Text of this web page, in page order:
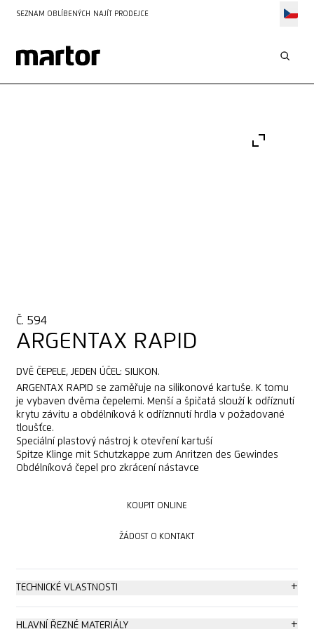
SEZNAM OBLÍBENÝCH NAJÍT PRODEJCE
Č. 594
ARGENTAX RAPID
DVĚ ČEPELE, JEDEN ÚČEL: SILIKON.
ARGENTAX RAPID se zaměřuje na silikonové kartuše. K tomu
je vybaven dvěma čepelemi. Menší a špičatá slouží k odříznutí
krytu závitu a obdélníková k odříznnutí hrdla v požadované
tloušťce.
Speciální plastový nástroj k otevření kartuší
Spitze Klinge mit Schutzkappe zum Anritzen des Gewindes
Obdélníková čepel pro zkrácení nástavce
KOUPIT ONLINE
ŽÁDOST O KONTAKT
TECHNICKÉ VLASTNOSTI +
Jednorázový nůž
HLAVNÍ ŘEZNÉ MATERIÁLY +